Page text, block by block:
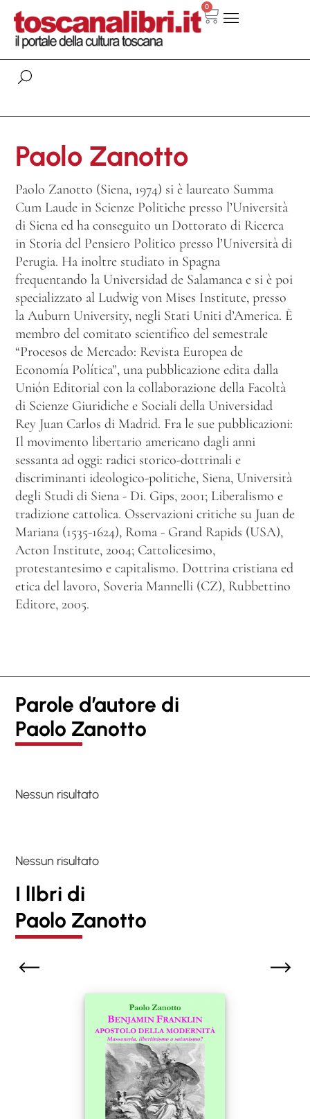
0
Paolo Zanotto
Paolo Zanotto (Siena, 1974) si è laureato Summa
Cum Laude in Scienze Politiche presso l’Università
di Siena ed ha conseguito un Dottorato di Ricerca
in Storia del Pensiero Politico presso l’Università di
Perugia. Ha inoltre studiato in Spagna
frequentando la Universidad de Salamanca e si è poi
specializzato al Ludwig von Mises Institute, presso
la Auburn University, negli Stati Uniti d’America. È
membro del comitato scientifico del semestrale
“Procesos de Mercado: Revista Europea de
Economía Política”, una pubblicazione edita dalla
Unión Editorial con la collaborazione della Facoltà
di Scienze Giuridiche e Sociali della Universidad
Rey Juan Carlos di Madrid. Fra le sue pubblicazioni:
Il movimento libertario americano dagli anni
sessanta ad oggi: radici storico-dottrinali e
discriminanti ideologico-politiche, Siena, Università
degli Studi di Siena - Di. Gips, 2001; Liberalismo e
tradizione cattolica. Osservazioni critiche su Juan de
Mariana (1535-1624), Roma - Grand Rapids (USA),
Acton Institute, 2004; Cattolicesimo,
protestantesimo e capitalismo. Dottrina cristiana ed
etica del lavoro, Soveria Mannelli (CZ), Rubbettino
Editore, 2005.
Parole d’autore di
Paolo Zanotto
Nessun risultato
Nessun risultato
I lIbri di
Paolo Zanotto